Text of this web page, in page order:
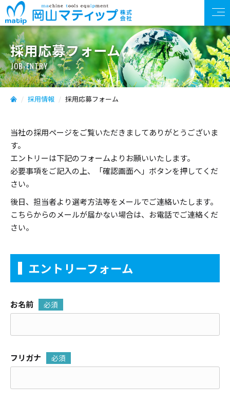
採用応募フォーム
JOB-ENTRY
採用情報 採用応募フォーム
当社の採用ページをご覧いただきましてありがとうございま
す。
エントリーは下記のフォームよりお願いいたします。
必要事項をご記入の上、「確認画面へ」ボタンを押してくだ
さい。
後日、担当者より選考方法等をメールでご連絡いたします。
こちらからのメールが届かない場合は、お電話でご連絡くだ
さい。
エントリーフォーム
お名前 必須
フリガナ 必須